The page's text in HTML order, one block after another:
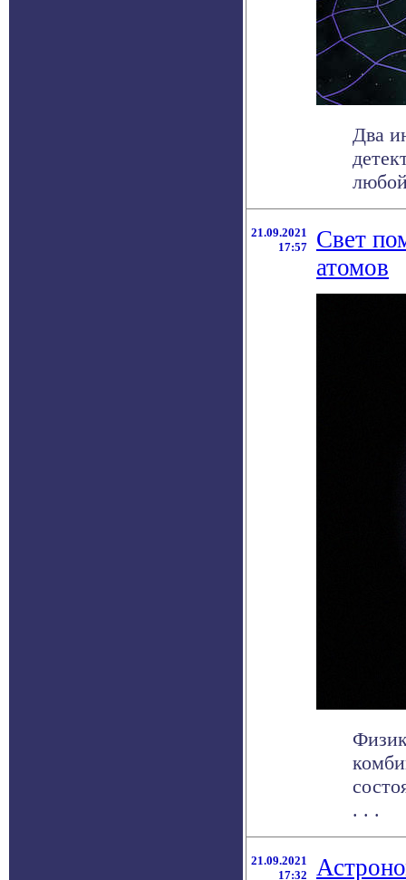
Два
21.09.2021
17:57
Свет
атомов
. . .
21.09.2021
17:32